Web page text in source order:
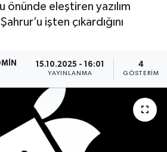
önünde eleştiren yazılım
işten çıkardığını
15.10.2025 - 16:01
YAYINLANMA
4
GÖSTERIM